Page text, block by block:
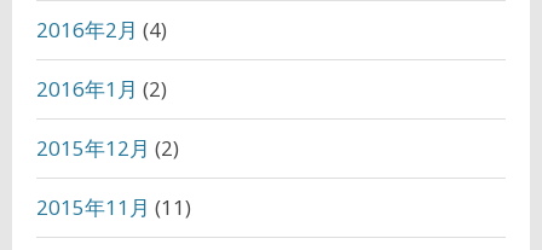
2016年2月 (4)
2016年1月 (2)
2015年12月 (2)
2015年11月 (11)